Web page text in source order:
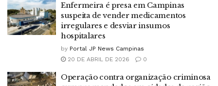
Enfermeira é presa em Campinas
suspeita de vender medicamentos
irregulares e desviar insumos
hospitalares
by Portal JP News Campinas
20 DE ABRIL DE 2026
0
Operação contra organização criminosa